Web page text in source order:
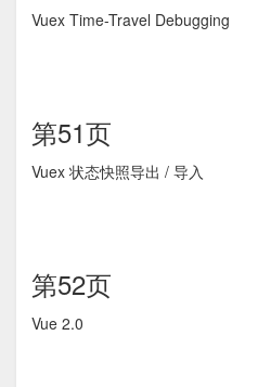
Vuex Time-Travel Debugging
第51页
Vuex 状态快照导出 / 导入
第52页
Vue 2.0